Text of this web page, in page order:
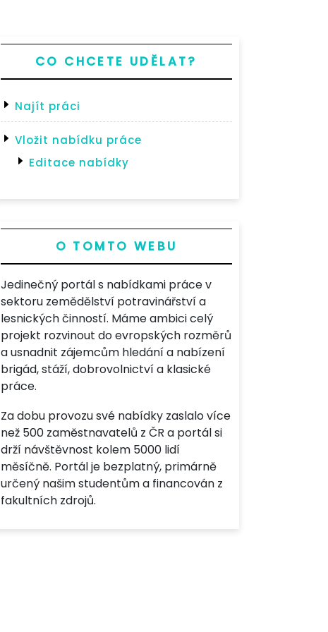
CO CHCETE UDĚLAT?
Najít práci
Vložit nabídku práce
Editace nabídky
O TOMTO WEBU
Jedinečný portál s nabídkami práce v
sektoru zemědělství potravinářství a
lesnických činností. Máme ambici celý
projekt rozvinout do evropských rozměrů
a usnadnit zájemcům hledání a nabízení
brigád, stáží, dobrovolnictví a klasické
práce.
Za dobu provozu své nabídky zaslalo více
než 500 zaměstnavatelů z ČR a portál si
drží návštěvnost kolem 5000 lidí
měsíčně. Portál je bezplatný, primárně
určený našim studentům a financován z
fakultních zdrojů.